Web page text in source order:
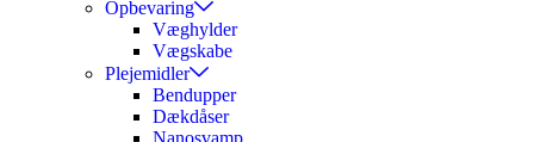
Opbevaring
Væghylder
Vægskabe
Plejemidler
Bendupper
Dækdåser